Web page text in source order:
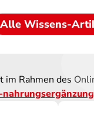
Alle Wissens-
im Rahmen des